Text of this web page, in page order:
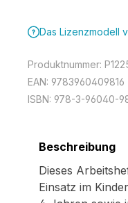
Das Lizenzmodell
Produktnummer:
EAN: 9783960409816
ISBN: 978-3-96040-
Beschreibung
Dieses
Einsatz im